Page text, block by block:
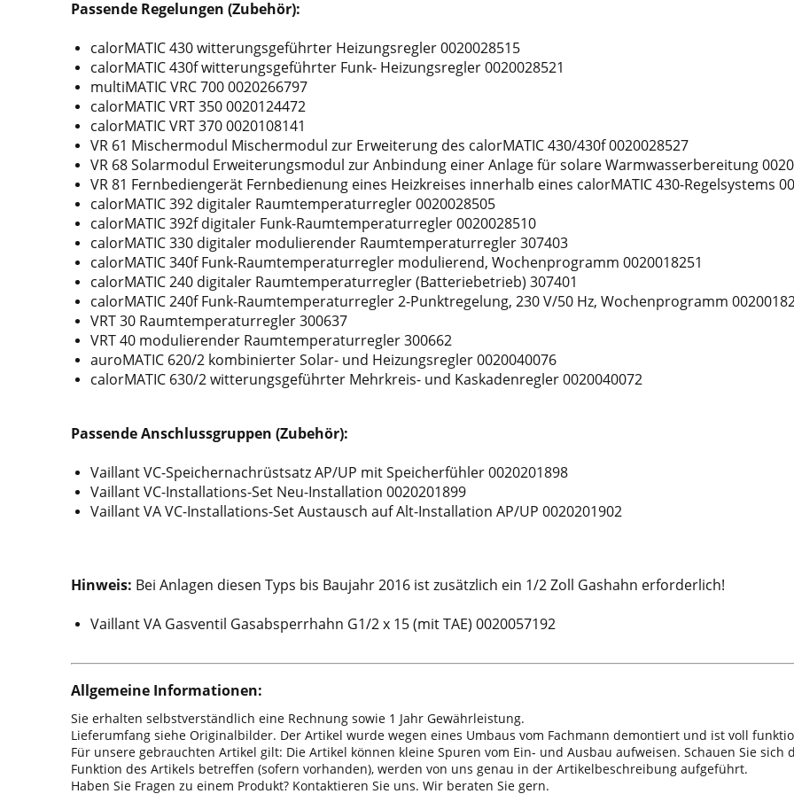
Passende Regelungen (Zubehör):
calorMATIC 430 witterungsgeführter Heizungsregler 0020028515
calorMATIC 430f witterungsgeführter Funk- Heizungsregler 0020028521
multiMATIC VRC 700 0020266797
calorMATIC VRT 350 0020124472
calorMATIC VRT 370 0020108141
VR 61 Mischermodul Mischermodul zur Erweiterung des calorMATIC 430/430f 0020028527
VR 68 Solarmodul Erweiterungsmodul zur Anbindung einer Anlage für solare Warmwasserbereitung
VR 81 Fernbediengerät Fernbedienung eines Heizkreises innerhalb eines calorMATIC 430-Regelsystems
calorMATIC 392 digitaler Raumtemperaturregler 0020028505
calorMATIC 392f digitaler Funk-Raumtemperaturregler 0020028510
calorMATIC 330 digitaler modulierender Raumtemperaturregler 307403
calorMATIC 340f Funk-Raumtemperaturregler modulierend, Wochenprogramm 0020018251
calorMATIC 240 digitaler Raumtemperaturregler (Batteriebetrieb) 307401
calorMATIC 240f Funk-Raumtemperaturregler 2-Punktregelung, 230 V/50 Hz, Wochenprogramm
VRT 30 Raumtemperaturregler 300637
VRT 40 modulierender Raumtemperaturregler 300662
auroMATIC 620/2 kombinierter Solar- und Heizungsregler 0020040076
calorMATIC 630/2 witterungsgeführter Mehrkreis- und Kaskadenregler 0020040072
Passende Anschlussgruppen (Zubehör):
Vaillant VC-Speichernachrüstsatz AP/UP mit Speicherfühler 0020201898
Vaillant VC-Installations-Set Neu-Installation 0020201899
Vaillant VA VC-Installations-Set Austausch auf Alt-Installation AP/UP 0020201902
Hinweis: Bei Anlagen diesen Typs bis Baujahr 2016 ist zusätzlich ein 1/2 Zoll Gashahn erforderlich!
Vaillant VA Gasventil Gasabsperrhahn G1/2 x 15 (mit TAE) 0020057192
Allgemeine Informationen:
Sie erhalten selbstverständlich eine Rechnung sowie 1 Jahr Gewährleistung.
Lieferumfang siehe Originalbilder. Der Artikel wurde wegen eines Umbaus vom Fachmann demontiert und ist voll
Für unsere gebrauchten Artikel gilt: Die Artikel können kleine Spuren vom Ein- und Ausbau aufweisen. Schauen Sie
Funktion des Artikels betreffen (sofern vorhanden), werden von uns genau in der Artikelbeschreibung aufgeführt.
Haben Sie Fragen zu einem Produkt? Kontaktieren Sie uns. Wir beraten Sie gern.